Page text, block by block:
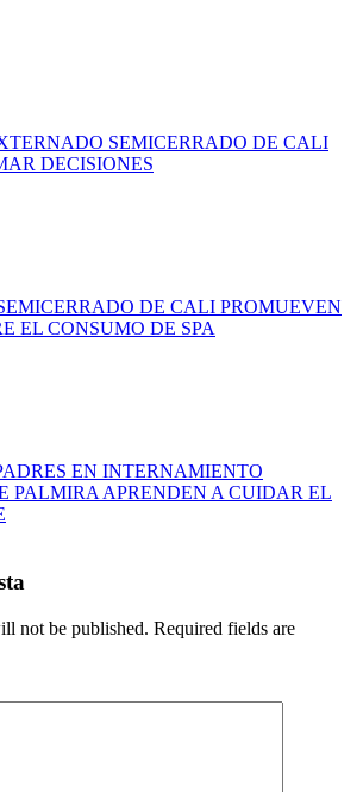
SEMICERRADO DE CALI
DECISIONES
DE CALI PROMUEVEN
EL CONSUMO DE SPA
EN INTERNAMIENTO
PALMIRA APRENDEN A CUIDAR EL
not be published. Required fields are